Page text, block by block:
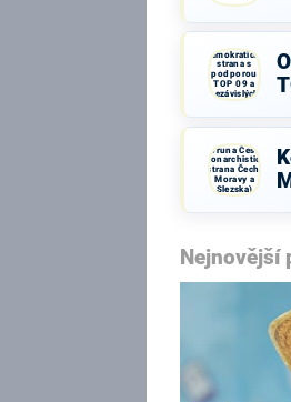
demokratická
strana s
podporou
TOP 09 a
nezávislých
starostů
Koruna Česká
(monarchistická
strana Čech,
Moravy a
Slezska)
Nejnovější